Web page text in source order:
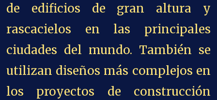
de edificios de gran altura y
rascacielos en las principales
ciudades del mundo. También se
utilizan diseños más complejos en
los proyectos de construcción